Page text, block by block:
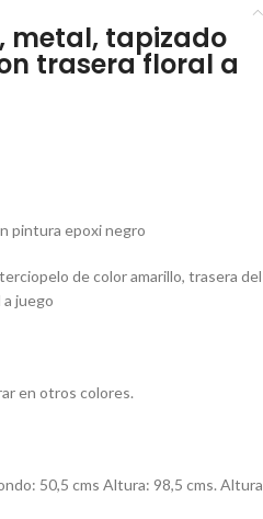
metal, tapizado
trasera floral a
pintura epoxi negro
de color amarillo, trasera del
juego
en otros colores.
50,5 cms Altura: 98,5 cms. Altura